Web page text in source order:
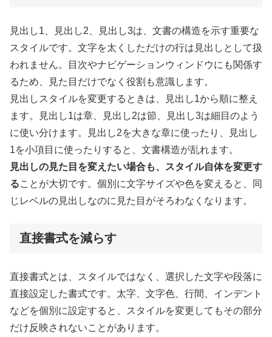
見出し1、見出し2、見出し3は、文書の構造を示す重要な
スタイルです。文字を太くしただけの行は見出しとして扱
われません。目次やナビゲーションウィンドウにも関係す
るため、見た目だけでなく役割も意識します。
見出しスタイルを変更するときは、見出し1から順に整え
ます。見出し1は章、見出し2は節、見出し3は細目のよう
に使い分けます。見出し2を大きな章に使ったり、見出し
1を小項目に使ったりすると、文書構造が乱れます。
見出しの見た目を変えたい場合も、スタイル自体を変更す
ることが大切です。個別に文字サイズや色を変えると、同
じレベルの見出しなのに見た目がそろわなくなります。
直接書式を減らす
直接書式とは、スタイルではなく、選択した文字や段落に
直接設定した書式です。太字、文字色、行間、インデント
などを個別に設定すると、スタイルを変更してもその部分
だけ反映されないことがあります。